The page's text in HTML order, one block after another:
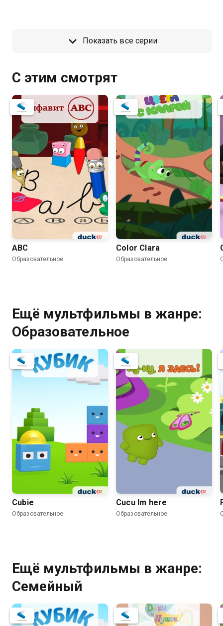
Показать все серии
С этим смотрят
ABC
Образовательное
Color Clara
Образовательное
Ещё мультфильмы в жанре:
Образовательное
Cubie
Образовательное
Cucu Im here
Образовательное
Ещё мультфильмы в жанре:
Семейный